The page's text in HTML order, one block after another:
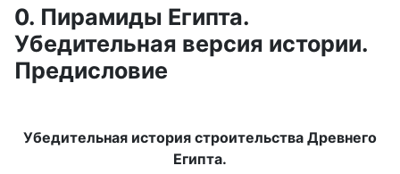
0. Пирамиды Египта.
Убедительная версия истории.
Предисловие
Убедительная история строительства Древнего
Египта.